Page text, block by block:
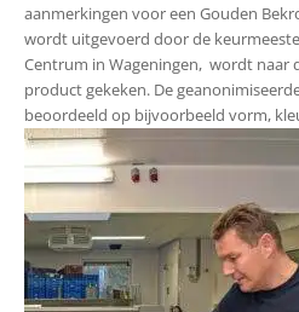
aanmerkingen voor een Gouden
wordt uitgevoerd door de
Centrum in Wageningen, wordt naar
product gekeken. De
beoordeeld op bijvoorbeeld vorm,